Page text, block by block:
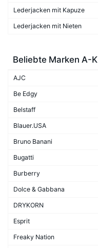
Lederjacken mit Kapuze
Lederjacken mit Nieten
Beliebte Marken A-K
AJC
Be Edgy
Belstaff
Blauer.USA
Bruno Banani
Bugatti
Burberry
Dolce & Gabbana
DRYKORN
Esprit
Freaky Nation